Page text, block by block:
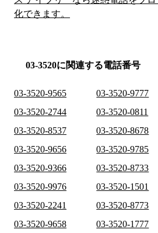
化できます。
03-3520に関連する電話番号
03-3520-9565 03-3520-9777
03-3520-2744
03-3520-0811
03-3520-8537
03-3520-8678
03-3520-9656
03-3520-9785
03-3520-9366
03-3520-8733
03-3520-9976
03-3520-1501
03-3520-2241
03-3520-8773
03-3520-9658
03-3520-1777